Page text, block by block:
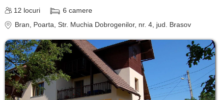
12 locuri 6 camere
Bran, Poarta, Str. Muchia Dobrogenilor, nr. 4, jud. Brasov